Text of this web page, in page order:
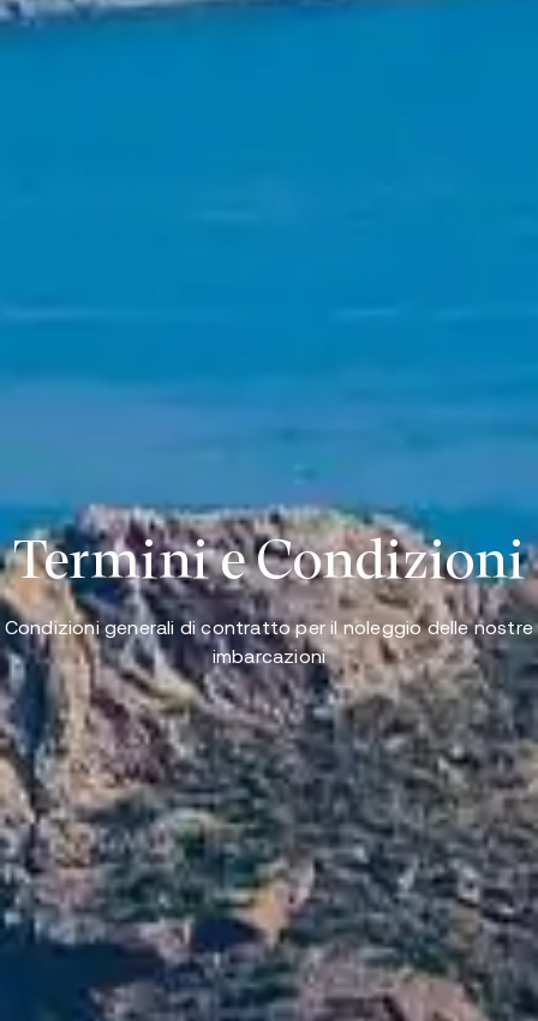
Termini e Condizioni
Condizioni generali di contratto per il noleggio delle nostre
imbarcazioni